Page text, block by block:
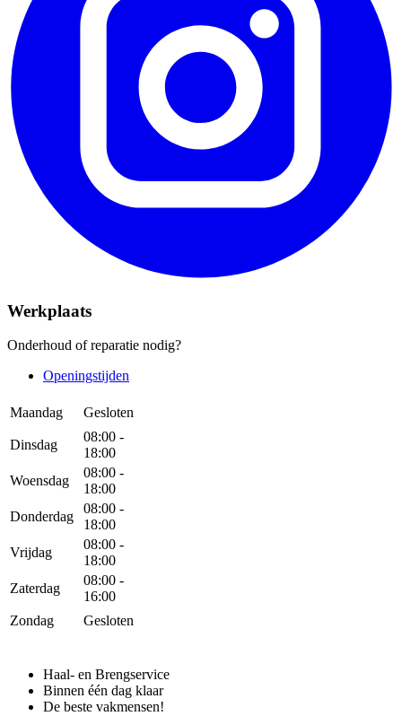
Werkplaats
Onderhoud of reparatie nodig?
Openingstijden
Maandag Gesloten
Dinsdag
08:00 -
18:00
Woensdag
08:00 -
18:00
Donderdag
08:00 -
18:00
Vrijdag
08:00 -
18:00
Zaterdag
08:00 -
16:00
Zondag
Gesloten
Haal- en Brengservice
Binnen één dag klaar
De beste vakmensen!